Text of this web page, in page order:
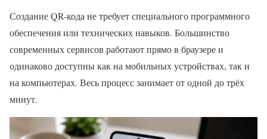
Создание QR-кода не требует специального программного
обеспечения или технических навыков. Большинство
современных сервисов работают прямо в браузере и
одинаково доступны как на мобильных устройствах, так и
на компьютерах. Весь процесс занимает от одной до трёх
минут.